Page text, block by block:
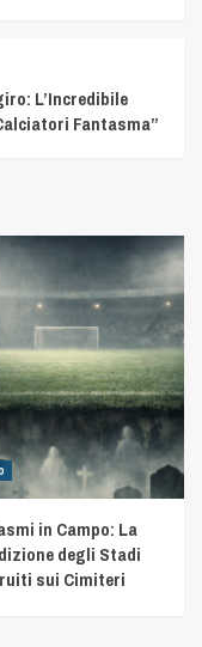
L’Incredibile
Fantasma”
in Campo: La
degli Stadi
sui Cimiteri